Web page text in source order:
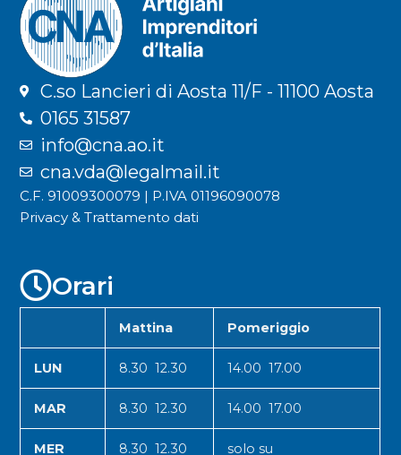
C.so Lancieri di Aosta 11/F - 11100 Aosta
0165 31587
info@cna.ao.it
cna.vda@legalmail.it
C.F. 91009300079 | P.IVA 01196090078
Privacy & Trattamento dati
Orari
Mattina Pomeriggio
LUN 8.30 12.30 14.00 17.00
MAR 8.30 12.30 14.00 17.00
MER 8.30 12.30 solo su